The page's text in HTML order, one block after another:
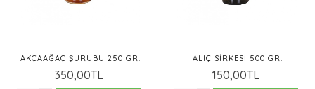
AKÇAAĞAÇ ŞURUBU 250 GR.
350,00TL
ALIÇ SIRKESI 500 GR.
150,00TL